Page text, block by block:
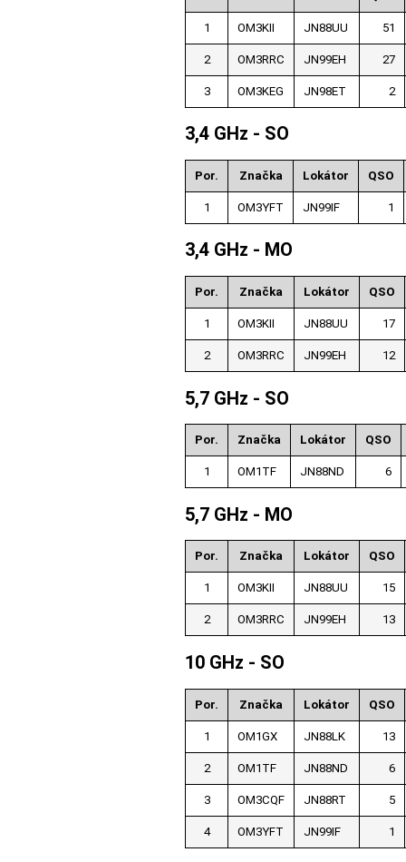
1 OM3KII JN88UU 51
2 OM3RRC JN99EH 27
3 OM3KEG JN98ET 2
3,4 GHz - SO
Por. Značka Lokátor QSO
1 OM3YFT JN99IF 1
3,4 GHz - MO
Por. Značka Lokátor QSO
1 OM3KII JN88UU 17
2 OM3RRC JN99EH 12
5,7 GHz - SO
Por. Značka Lokátor QSO
1 OM1TF JN88ND 6
5,7 GHz - MO
Por. Značka Lokátor QSO
1 OM3KII JN88UU 15
2 OM3RRC JN99EH 13
10 GHz - SO
Por. Značka Lokátor QSO
1 OM1GX JN88LK 13
2 OM1TF JN88ND 6
3 OM3CQF JN88RT 5
4 OM3YFT JN99IF 1